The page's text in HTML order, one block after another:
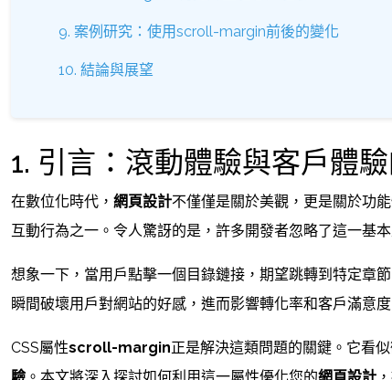
9. 案例研究：使用scroll-margin前後的變化
10. 結論與展望
1. 引言：滾動體驗與客戶體
在數位化時代， 網頁設計不僅僅是關於美觀，更是關於功
互動行為之一。令人驚訝的是，許多開發者忽略了這一基
想象一下，當用戶點擊一個目錄鏈接，期望跳轉到特定章
瞬間破壞用戶對網站的好感，進而影響轉化率和客戶滿意度
CSS屬性scroll-margin正是解決這類問題的關鍵。它看